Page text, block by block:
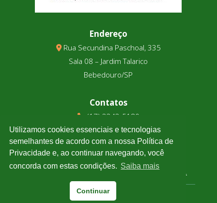
Endereço
Rua Secundina Paschoal, 335
Sala 08 – Jardim Talarico
Bebedouro/SP
Contatos
(17) 3343-5180
(17) 99123-9831
Cotação
Clique e confira a cotação de todas as moedas.
Associtrus– Desenvolvido pela
Utilizamos cookies essenciais e tecnologias
semelhantes de acordo com a nossa Política de
Privacidade e, ao continuar navegando, você
concorda com estas condições. Saiba mais
Continuar